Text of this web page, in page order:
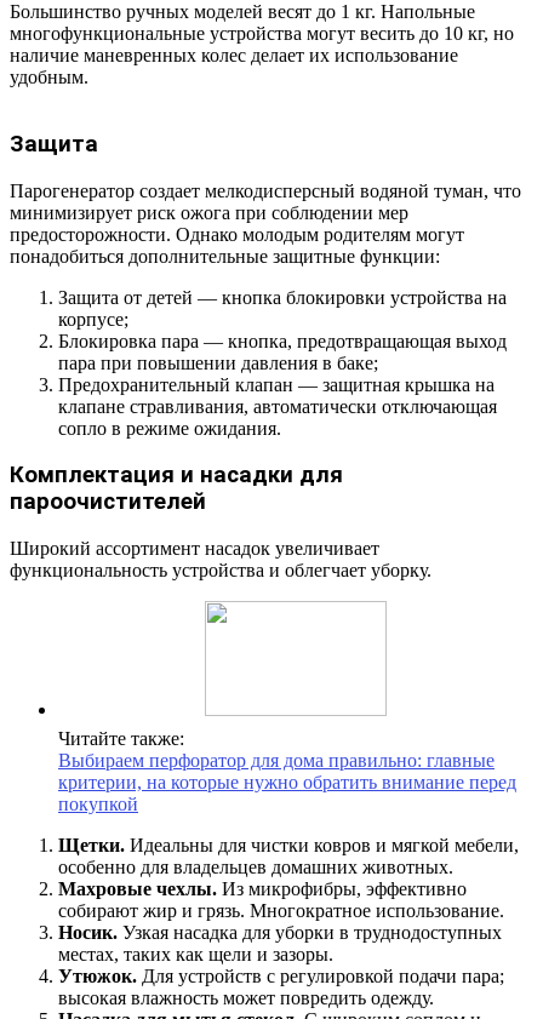
Большинство ручных моделей весят до 1 кг. Напольные
многофункциональные устройства могут весить до 10 кг, но
наличие маневренных колес делает их использование
удобным.
Защита
Парогенератор создает мелкодисперсный водяной туман, что
минимизирует риск ожога при соблюдении мер
предосторожности. Однако молодым родителям могут
понадобиться дополнительные защитные функции:
Защита от детей — кнопка блокировки устройства на
корпусе;
Блокировка пара — кнопка, предотвращающая выход
пара при повышении давления в баке;
Предохранительный клапан — защитная крышка на
клапане стравливания, автоматически отключающая
сопло в режиме ожидания.
Комплектация и насадки для
пароочистителей
Широкий ассортимент насадок увеличивает
функциональность устройства и облегчает уборку.
Читайте также:
Выбираем перфоратор для дома правильно: главные
критерии, на которые нужно обратить внимание перед
покупкой
Щетки. Идеальны для чистки ковров и мягкой мебели,
особенно для владельцев домашних животных.
Махровые чехлы. Из микрофибры, эффективно
собирают жир и грязь. Многократное использование.
Носик. Узкая насадка для уборки в труднодоступных
местах, таких как щели и зазоры.
Утюжок. Для устройств с регулировкой подачи пара;
высокая влажность может повредить одежду.